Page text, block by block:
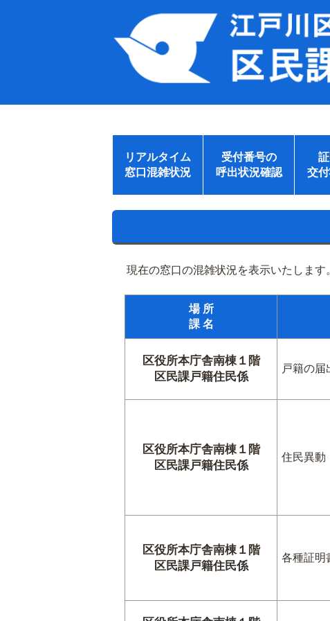
リアルタイム
窓口混雑状況
受付番号の
呼出状況確認
交
現在の窓口の混雑状況を表示いたしま
場 所
課 名
区役所本庁舎南棟１階
区民課戸籍住民係
戸籍の届
区役所本庁舎南棟１階
区民課戸籍住民係
住民異動
区役所本庁舎南棟１階
区民課戸籍住民係
各種証明